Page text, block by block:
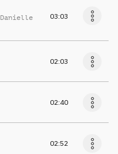
Danielle
03:03
02:03
02:40
02:52